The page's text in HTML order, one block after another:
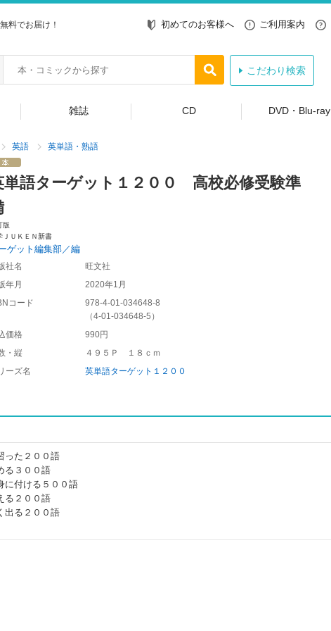
料でお届け！ 初めてのお客様へ ご利用案内
こだわり検索
雑誌 CD DVD・Blu-ray
英語 英単語・熟語
単語ターゲット１２００ 高校必修受験準
版
ＪＵＫＥＮ新書
ゲット編集部／編
社名
旺文社
年月
2020年1月
コード
978-4-01-034648-8
（4-01-034648-5 ）
価格
990円
・縦
４９５Ｐ １８ｃｍ
ーズ名
英単語ターゲット１２００
た２００語
る３００語
付ける５００語
る２００語
る２００語